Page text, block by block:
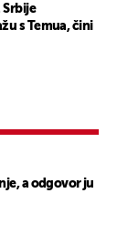
Srbije
s Temua, čini
a odgovor ju